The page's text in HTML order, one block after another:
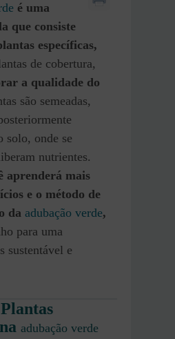
é uma
que consiste
específicas,
de cobertura,
a qualidade do
são semeadas,
solo, onde se
nutrientes.
aprenderá mais
e o método de
da adubação verde,
para uma
sustentável e
na adubação verde